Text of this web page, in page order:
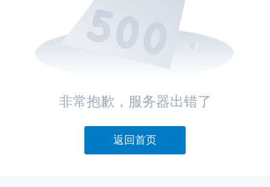
非常抱歉，服务器出错了
返回首页